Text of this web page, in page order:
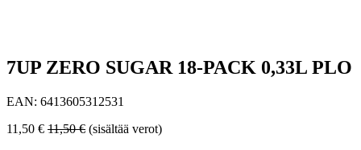
7UP ZERO SUGAR 18-PACK 0,33L PLO
EAN: 6413605312531
11,50 € 11,50€ (sisältää verot)